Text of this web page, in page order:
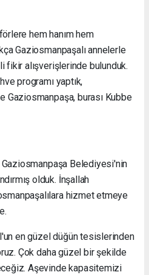
hem hanım hem
Gaziosmanpaşalı annelerle
fikir alışverişlerinde bulunduk.
programı yaptık,
Gaziosmanpaşa, burası Kubbe
Belediyesi'nin
olduk. İnşallah
hizmet etmeye
en güzel düğün tesislerinden
Çok daha güzel bir şekilde
Aşevinde kapasitemizi